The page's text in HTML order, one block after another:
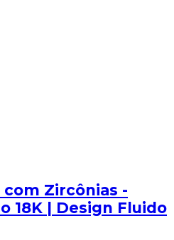
Zircônias -
18K | Design Fluido